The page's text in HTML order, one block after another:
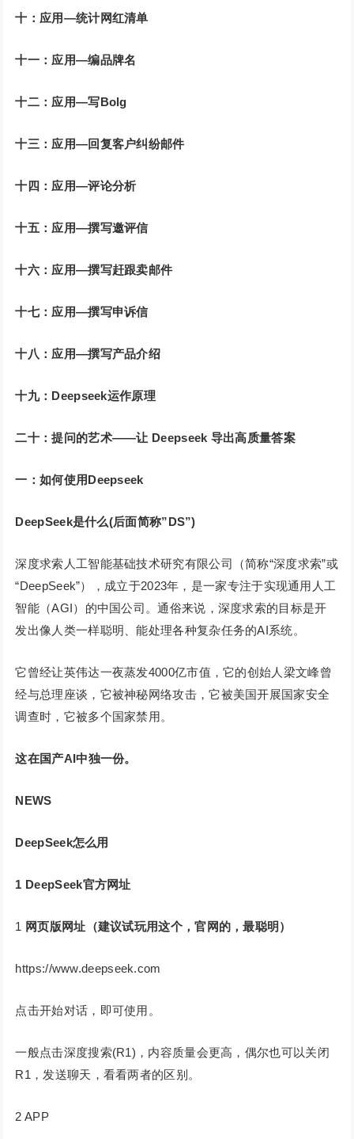
十：应用—统计网红清单
十一：应用—编品牌名
十二：应用—写Bolg
十三：应用—回复客户纠纷邮件
十四：应用—评论分析
十五：应用—撰写邀评信
十六：应用—撰写赶跟卖邮件
十七：应用—撰写申诉信
十八：应用—撰写产品介绍
十九：Deepseek运作原理
二十：提问的艺术——让 Deepseek 导出高质量答案
一：如何使用Deepseek
DeepSeek是什么(后面简称”DS”)
深度求索人工智能基础技术研究有限公司（简称“深度求索”或
“DeepSeek”），成立于2023年，是一家专注于实现通用人工
智能（AGI）的中国公司。通俗来说，深度求索的目标是开
发出像人类一样聪明、能处理各种复杂任务的AI系统。
它曾经让英伟达一夜蒸发4000亿市值，它的创始人梁文峰曾
经与总理座谈，它被神秘网络攻击，它被美国开展国家安全
调查时，它被多个国家禁用。
这在国产AI中独一份。
NEWS
DeepSeek怎么用
1 DeepSeek官方网址
1 网页版网址（建议试玩用这个，官网的，最聪明）
https://www.deepseek.com
点击开始对话，即可使用。
一般点击深度搜索(R1)，内容质量会更高，偶尔也可以关闭
R1，发送聊天，看看两者的区别。
2 APP